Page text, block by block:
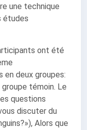
une technique
études
ont été
en deux groupes:
témoin. Le
questions
discuter du
Alors que